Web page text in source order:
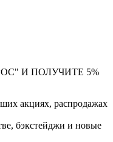
И ПОЛУЧИТЕ 5%
акциях, распродажах
бэкстейджи и новые